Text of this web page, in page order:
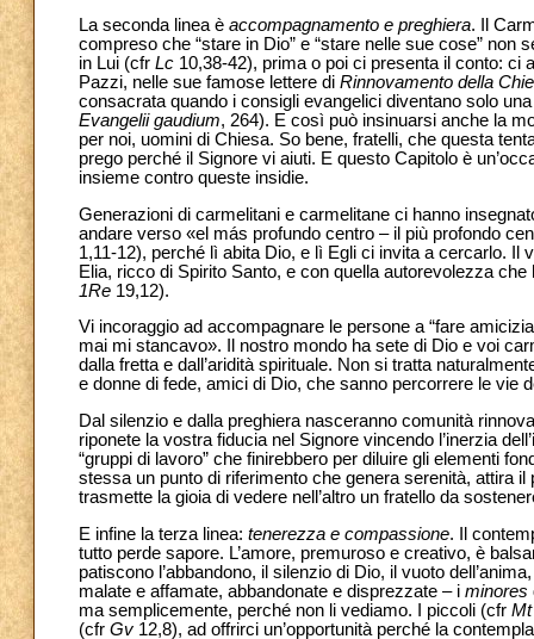
La seconda linea è accompagnamento e preghiera. Il
compreso che “stare in Dio” e “stare nelle sue cose”
in Lui (cfr Lc 10,38-42), prima o poi ci presenta il conto: ci
Pazzi, nelle sue famose lettere di Rinnovamento della
consacrata quando i consigli evangelici diventano solo
Evangelii gaudium, 264). E così può insinuarsi anche la
per noi, uomini di Chiesa. So bene, fratelli, che questa
prego perché il Signore vi aiuti. E questo Capitolo è
insieme contro queste insidie.
Generazioni di carmelitani e carmelitane ci hanno
andare verso «el más profundo centro – il più profondo
1,11-12), perché lì abita Dio, e lì Egli ci invita a cercarlo. Il
Elia, ricco di Spirito Santo, e con quella autorevolezza
1Re 19,12).
Vi incoraggio ad accompagnare le persone a “fare
mai mi stancavo». Il nostro mondo ha sete di Dio e voi
dalla fretta e dall’aridità spirituale. Non si tratta
e donne di fede, amici di Dio, che sanno percorrere le vie
Dal silenzio e dalla preghiera nasceranno comunità
riponete la vostra fiducia nel Signore vincendo l’inerzia
“gruppi di lavoro” che finirebbero per diluire gli elementi
stessa un punto di riferimento che genera serenità, attira
trasmette la gioia di vedere nell’altro un fratello da
E infine la terza linea: tenerezza e compassione. Il
tutto perde sapore. L’amore, premuroso e creativo, è
patiscono l’abbandono, il silenzio di Dio, il vuoto
malate e affamate, abbandonate e disprezzate – i minores
ma semplicemente, perché non li vediamo. I piccoli (cfr Mt
(cfr Gv 12,8), ad offrirci un’opportunità perché la